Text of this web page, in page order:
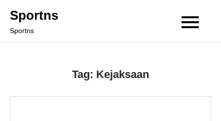
content
Sportns
Sportns
Tag: Kejaksaan